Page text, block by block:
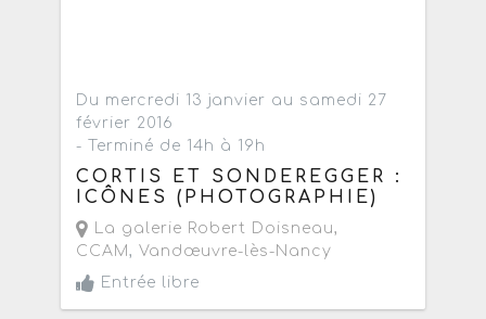
Du mercredi 13 janvier au samedi 27
février 2016
- Terminé de 14h à 19h
CORTIS ET SONDEREGGER :
ICÔNES (PHOTOGRAPHIE)
La galerie Robert Doisneau,
CCAM, Vandœuvre-lès-Nancy
Entrée libre